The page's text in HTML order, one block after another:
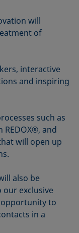
will
of
interactive
and inspiring
such as
and
will open up
also be
exclusive
to
in a